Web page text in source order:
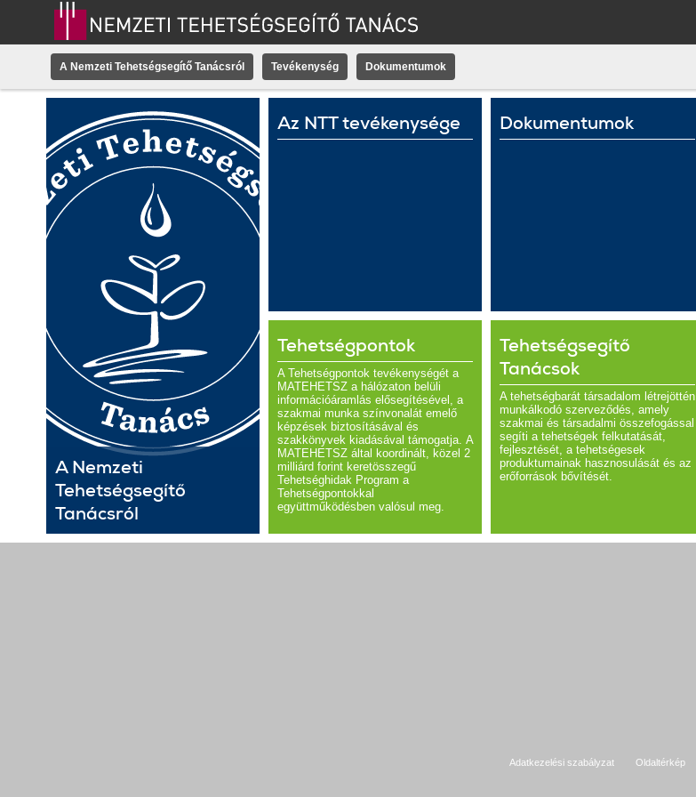
A Nemzeti Tehetségsegítő Tanácsról Tevékenység Dokumentumok
A Nemzeti
Tehetségsegítő
Tanácsról
Az NTT tevékenysége Dokumentumok
Tehetségpontok
A Tehetségpontok tevékenységét a
MATEHETSZ a hálózaton belüli
információáramlás elősegítésével, a
szakmai munka színvonalát emelő
képzések biztosításával és
szakkönyvek kiadásával támogatja. A
MATEHETSZ által koordinált, közel 2
milliárd forint keretösszegű
Tehetséghidak Program a
Tehetségpontokkal
együttműködésben valósul meg.
Tehetségsegítő
Tanácsok
A tehetségbarát társadalom létrejöttén
munkálkodó szerveződés, amely
szakmai és társadalmi összefogással
segíti a tehetségek felkutatását,
fejlesztését, a tehetségesek
produktumainak hasznosulását és az
erőforrások bővítését.
Adatkezelési szabályzat Oldaltérkép